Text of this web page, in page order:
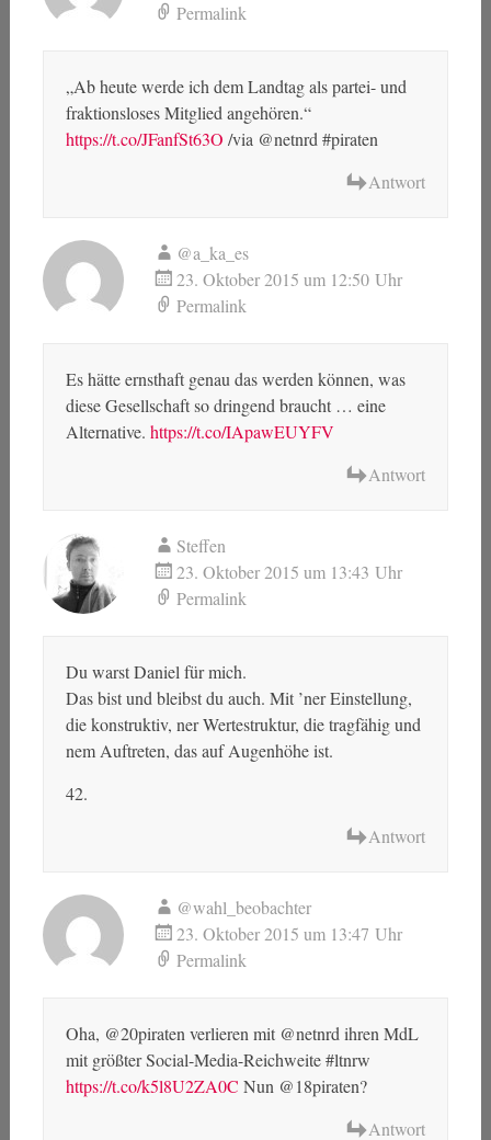
Permalink
„Ab heute werde ich dem Landtag als partei- und
fraktionsloses Mitglied angehören.“
https://t.co/JFanfSt63O /via @netnrd #piraten
Antwort
@a_ka_es
23. Oktober 2015 um 12:50 Uhr
Permalink
Es hätte ernsthaft genau das werden können, was
diese Gesellschaft so dringend braucht … eine
Alternative. https://t.co/IApawEUYFV
Antwort
Steffen
23. Oktober 2015 um 13:43 Uhr
Permalink
Du warst Daniel für mich.
Das bist und bleibst du auch. Mit ’ner Einstellung,
die konstruktiv, ner Wertestruktur, die tragfähig und
nem Auftreten, das auf Augenhöhe ist.
42.
Antwort
@wahl_beobachter
23. Oktober 2015 um 13:47 Uhr
Permalink
Oha, @20piraten verlieren mit @netnrd ihren MdL
mit größter Social-Media-Reichweite #ltnrw
https://t.co/k5l8U2ZA0C Nun @18piraten?
Antwort